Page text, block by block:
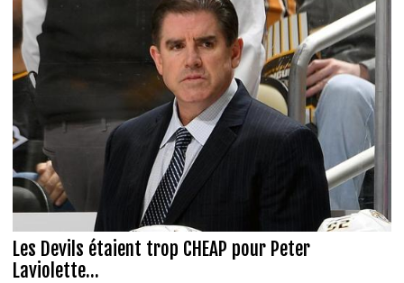
Les Devils étaient trop CHEAP pour Peter
Laviolette...